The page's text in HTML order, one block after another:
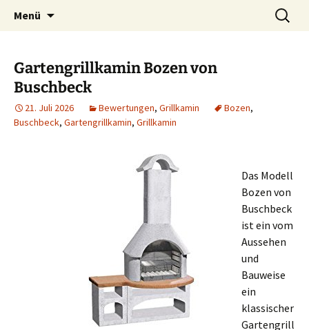
Menü
Suchen
nach:
Gartengrillkamin Bozen von
Buschbeck
21. Juli 2026 Bewertungen, Grillkamin Bozen,
Buschbeck, Gartengrillkamin, Grillkamin
Das Modell
Bozen von
Buschbeck
ist ein vom
Aussehen
und
Bauweise
ein
klassischer
Gartengrill